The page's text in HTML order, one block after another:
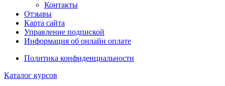
Контакты
Отзывы
Карта сайта
Управление подпиской
Информация об онлайн оплате
Политика конфиденциальности
Каталог курсов